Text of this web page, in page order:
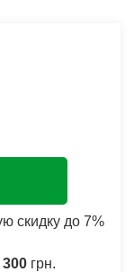
скидку до 7%
300 грн.